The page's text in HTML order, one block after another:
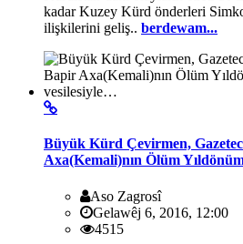
kadar Kuzey Kürd önderleri
ilişkilerini geliş.. berdewam...
Büyük Kürd Çevirmen,
Axa(Kemali)nın Ölüm
Aso Zagrosî
Gelawêj 6, 2016, 12:00
4515